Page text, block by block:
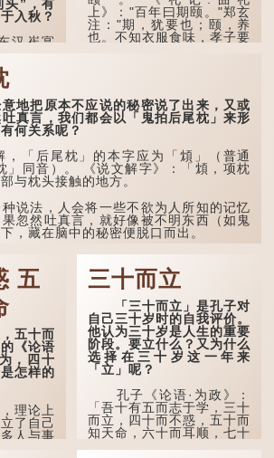
全诗的
头”，有
入秋？
汉崔寔
立秋，
热到
顾禄在
州风俗
谚语。不
头说法
；夜立
一致。
底准不
秋的精
上》："百年曰期颐。"郑玄
注："期，犹要也；颐，养
也。不知衣服食味，孝子要
把原本不应说的秘密说了出来，又或
真言，我们都会以「鬼拍后尾枕」来形
何关系呢？
「后尾枕」的本字应为「䪴」（普通
」同音）。 《说文解字》：「䪴，项枕
与枕头接触的地方。
法，人会将一些不欲为人所知的记忆
忽然吐真言，就好像被不明东西（如鬼
，藏在脑中的秘密便脱口而出。
五
五十而
《论语
，四十
怎样的
理论上
了自己
人与事
己的判
三十而立
「三十而立」是孔子对
自己三十岁时的自我评价。
他认为三十岁是人生的重要
阶段。要立什么？又为什么
选择在三十岁这一年来
「立」呢？
孔子《论语·为政》：
「吾十有五而志于学，三十
而立，四十而不惑，五十而
知天命，六十而耳顺，七十